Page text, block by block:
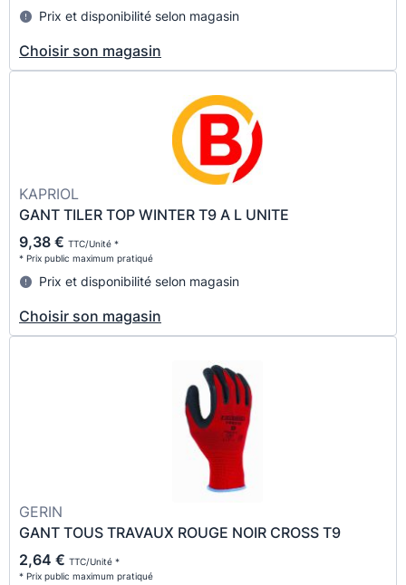
Prix et disponibilité selon magasin
Choisir son magasin
KAPRIOL
GANT TILER TOP WINTER T9 A L UNITE
9,38 € TTC/Unité *
* Prix public maximum pratiqué
Prix et disponibilité selon magasin
Choisir son magasin
GERIN
GANT TOUS TRAVAUX ROUGE NOIR CROSS T9
2,64 € TTC/Unité *
* Prix public maximum pratiqué